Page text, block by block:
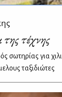
τέχνης
σωτηρίας για
ταξιδιώτες